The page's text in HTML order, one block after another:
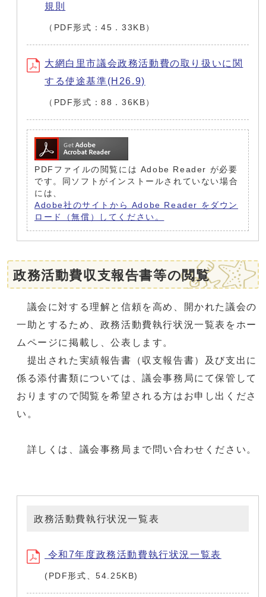
規則
（PDF形式：45．33KB）
大網白里市議会政務活動費の取り扱いに関
する使途基準(H26.9)
（PDF形式：88．36KB）
PDFファイルの閲覧には Adobe Reader が必要
です。同ソフトがインストールされていない場合
には、
Adobe社のサイトから Adobe Reader をダウン
ロード（無償）してください。
政務活動費収支報告書等の閲覧
議会に対する理解と信頼を高め、開かれた議会の
一助とするため、政務活動費執行状況一覧表をホー
ムページに掲載し、公表します。
提出された実績報告書（収支報告書）及び支出に
係る添付書類については、議会事務局にて保管して
おりますので閲覧を希望される方はお申し出くださ
い。
詳しくは、議会事務局まで問い合わせください。
政務活動費執行状況一覧表
令和7年度政務活動費執行状況一覧表
(PDF形式、54.25KB)